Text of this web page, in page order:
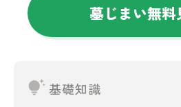
墓じまい無料
tips_and_updates基礎知識